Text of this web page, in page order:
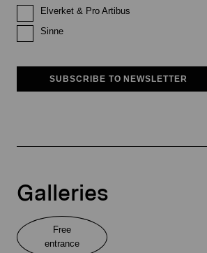
Elverket & Pro Artibus
Sinne
SUBSCRIBE TO NEWSLETTER
Galleries
Free
entrance